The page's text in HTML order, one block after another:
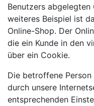
Benutzers
weiteres Beispiel ist
Online-Shop. Der
die ein Kunde in den
über ein Cookie.
Die betroffene
durch unsere
entsprechenden